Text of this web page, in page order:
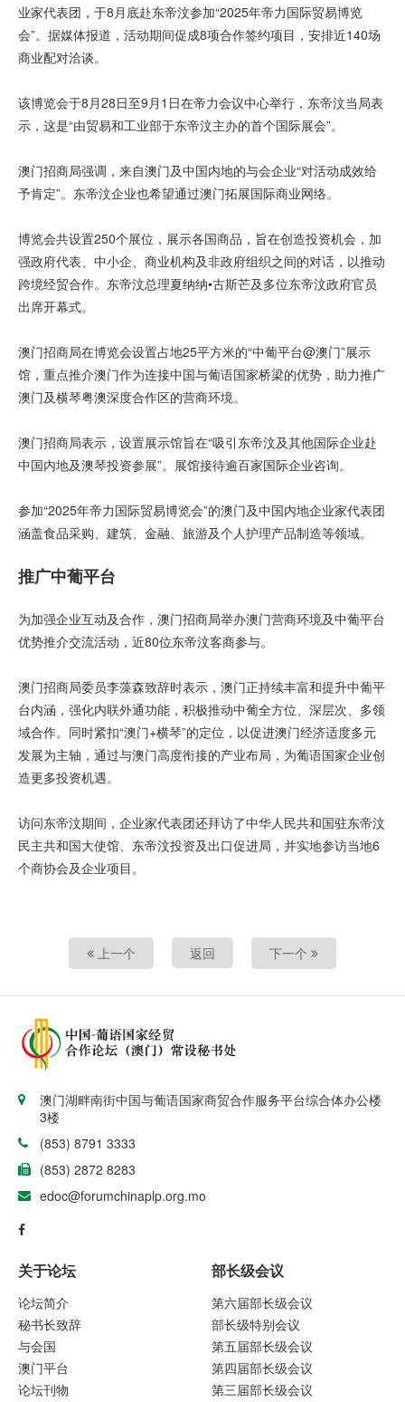
业家代表团，于8月底赴东帝汶参加“2025年帝力国际贸易博览
会”。据媒体报道，活动期间促成8项合作签约项目，安排近140场
商业配对洽谈。
该博览会于8月28日至9月1日在帝力会议中心举行，东帝汶当局表
示，这是“由贸易和工业部于东帝汶主办的首个国际展会”。
澳门招商局强调，来自澳门及中国内地的与会企业“对活动成效给
予肯定”。东帝汶企业也希望通过澳门拓展国际商业网络。
博览会共设置250个展位，展示各国商品，旨在创造投资机会，加
强政府代表、中小企、商业机构及非政府组织之间的对话，以推动
跨境经贸合作。东帝汶总理夏纳纳•古斯芒及多位东帝汶政府官员
出席开幕式。
澳门招商局在博览会设置占地25平方米的“中葡平台@澳门”展示
馆，重点推介澳门作为连接中国与葡语国家桥梁的优势，助力推广
澳门及横琴粤澳深度合作区的营商环境。
澳门招商局表示，设置展示馆旨在“吸引东帝汶及其他国际企业赴
中国内地及澳琴投资参展”。展馆接待逾百家国际企业咨询。
参加“2025年帝力国际贸易博览会”的澳门及中国内地企业家代表团
涵盖食品采购、建筑、金融、旅游及个人护理产品制造等领域。
推广中葡平台
为加强企业互动及合作，澳门招商局举办澳门营商环境及中葡平台
优势推介交流活动，近80位东帝汶客商参与。
澳门招商局委员李藻森致辞时表示，澳门正持续丰富和提升中葡平
台内涵，强化内联外通功能，积极推动中葡全方位、深层次、多领
域合作。同时紧扣“澳门+横琴”的定位，以促进澳门经济适度多元
发展为主轴，通过与澳门高度衔接的产业布局，为葡语国家企业创
造更多投资机遇。
访问东帝汶期间，企业家代表团还拜访了中华人民共和国驻东帝汶
民主共和国大使馆、东帝汶投资及出口促进局，并实地参访当地6
个商协会及企业项目。
上一个 返回 下一个
澳门湖畔南街中国与葡语国家商贸合作服务平台综合体办公楼
3楼
(853) 8791 3333
(853) 2872 8283
edoc@forumchinaplp.org.mo
关于论坛
论坛简介
秘书长致辞
与会国
澳门平台
论坛刊物
部长级会议
第六届部长级会议
部长级特别会议
第五届部长级会议
第四届部长级会议
第三届部长级会议